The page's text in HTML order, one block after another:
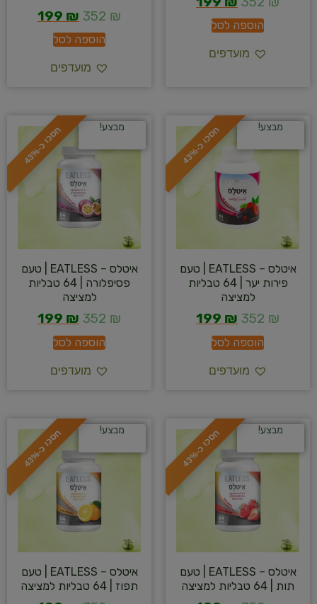
הוספה לסל
מועדפים
352 ₪
199 ₪
הוספה לסל
מועדפים
ח
ס
כ
ו
כ
-
4
3
% מבצע!
איטלס – EATLESS | טעם
פירות יער | 64 טבליות
למציצה
352 ₪
199 ₪
הוספה לסל
מועדפים
ח
ס
כ
ו
כ
-
4
3
% מבצע!
איטלס – EATLESS | טעם
פסיפלורה | 64 טבליות
למציצה
352 ₪
199 ₪
הוספה לסל
מועדפים
ח
ס
כ
ו
כ
-
4
3
% מבצע!
איטלס – EATLESS | טעם
תות | 64 טבליות למציצה
ח
ס
כ
ו
כ
-
4
3
% מבצע!
איטלס – EATLESS | טעם
תפוז | 64 טבליות למציצה